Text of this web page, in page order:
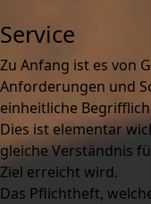
Service
Zu Anfang ist es von
Anforderungen und
einheitliche
Dies ist elementar
gleiche Verständnis
Ziel erreicht wird.
Das Pflichtheft,